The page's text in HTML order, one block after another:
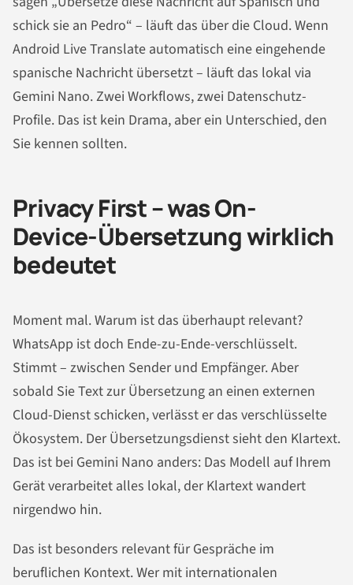
schick sie an Pedro“ – läuft das über die Cloud. Wenn
Android Live Translate automatisch eine eingehende
spanische Nachricht übersetzt – läuft das lokal via
Gemini Nano. Zwei Workflows, zwei Datenschutz-
Profile. Das ist kein Drama, aber ein Unterschied, den
Sie kennen sollten.
Privacy First – was On-
Device-Übersetzung wirklich
bedeutet
Moment mal. Warum ist das überhaupt relevant?
WhatsApp ist doch Ende-zu-Ende-verschlüsselt.
Stimmt – zwischen Sender und Empfänger. Aber
sobald Sie Text zur Übersetzung an einen externen
Cloud-Dienst schicken, verlässt er das verschlüsselte
Ökosystem. Der Übersetzungsdienst sieht den Klartext.
Das ist bei Gemini Nano anders: Das Modell auf Ihrem
Gerät verarbeitet alles lokal, der Klartext wandert
nirgendwo hin.
Das ist besonders relevant für Gespräche im
beruflichen Kontext. Wer mit internationalen